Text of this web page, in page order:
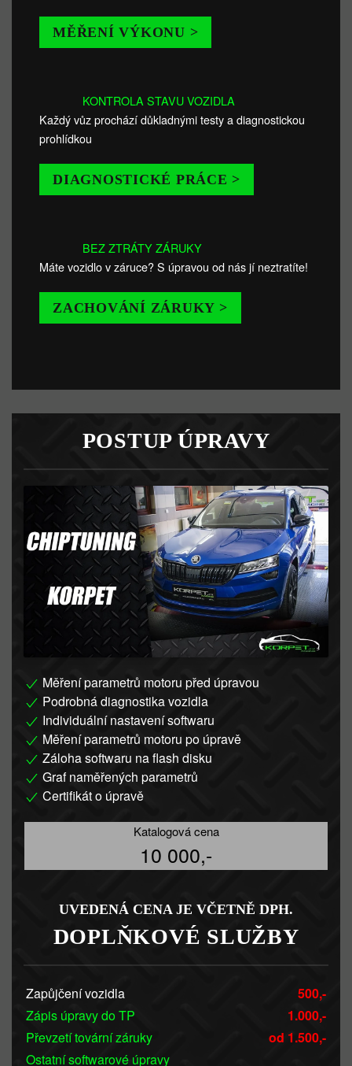
MĚŘENÍ VÝKONU >
KONTROLA STAVU VOZIDLA
Každý vůz prochází důkladnými testy a diagnostickou
prohlídkou
DIAGNOSTICKÉ PRÁCE >
BEZ ZTRÁTY ZÁRUKY
Máte vozidlo v záruce? S úpravou od nás jí neztratíte!
ZACHOVÁNÍ ZÁRUKY >
POSTUP ÚPRAVY
Měření parametrů motoru před úpravou
Podrobná diagnostika vozidla
Individuální nastavení softwaru
Měření parametrů motoru po úpravě
Záloha softwaru na flash disku
Graf naměřených parametrů
Certifikát o úpravě
Katalogová cena
10 000,-
UVEDENÁ CENA JE VČETNĚ DPH.
DOPLŇKOVÉ SLUŽBY
Zapůjčení vozidla
500,-
Zápis úpravy do TP
1.000,-
Převzetí tovární záruky
od 1.500,-
Ostatní softwarové úpravy